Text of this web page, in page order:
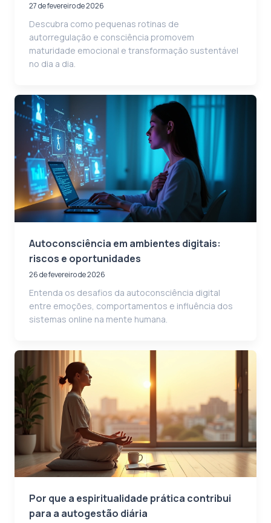
27 de fevereiro de 2026
Descubra como pequenas rotinas de
autorregulação e consciência promovem
maturidade emocional e transformação sustentável
no dia a dia.
Autoconsciência em ambientes digitais:
riscos e oportunidades
26 de fevereiro de 2026
Entenda os desafios da autoconsciência digital
entre emoções, comportamentos e influência dos
sistemas online na mente humana.
Por que a espiritualidade prática contribui
para a autogestão diária